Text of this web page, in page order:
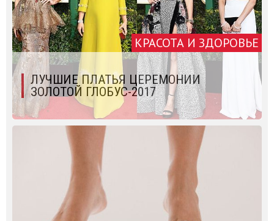
КРАСОТА И ЗДОРОВЬЕ
ЛУЧШИЕ ПЛАТЬЯ ЦЕРЕМОНИИ
ЗОЛОТОЙ ГЛОБУС-2017